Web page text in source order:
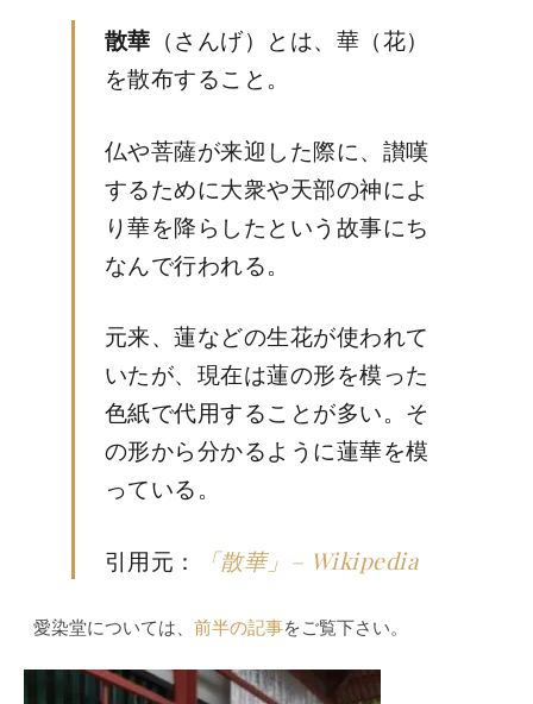
散華 （さんげ）とは、華（花）
を散布すること。
仏や菩薩が来迎した際に、讃嘆
するために大衆や天部の神によ
り華を降らしたという故事にち
なんで行われる。
元来、蓮などの生花が使われて
いたが、現在は蓮の形を模った
色紙で代用することが多い。そ
の形から分かるように蓮華を模
っている。
引用元： 「散華」 – Wikipedia
愛染堂については、 前半の記事をご覧下さい。